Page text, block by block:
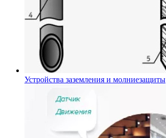
Устройства заземления и молниезащиты